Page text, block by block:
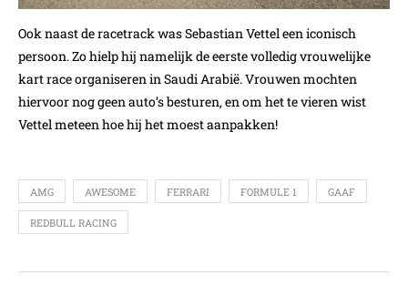
Ook naast de racetrack was Sebastian Vettel een iconisch
persoon. Zo hielp hij namelijk de eerste volledig vrouwelijke
kart race organiseren in Saudi Arabië. Vrouwen mochten
hiervoor nog geen auto’s besturen, en om het te vieren wist
Vettel meteen hoe hij het moest aanpakken!
AMG AWESOME FERRARI FORMULE 1 GAAF
REDBULL RACING